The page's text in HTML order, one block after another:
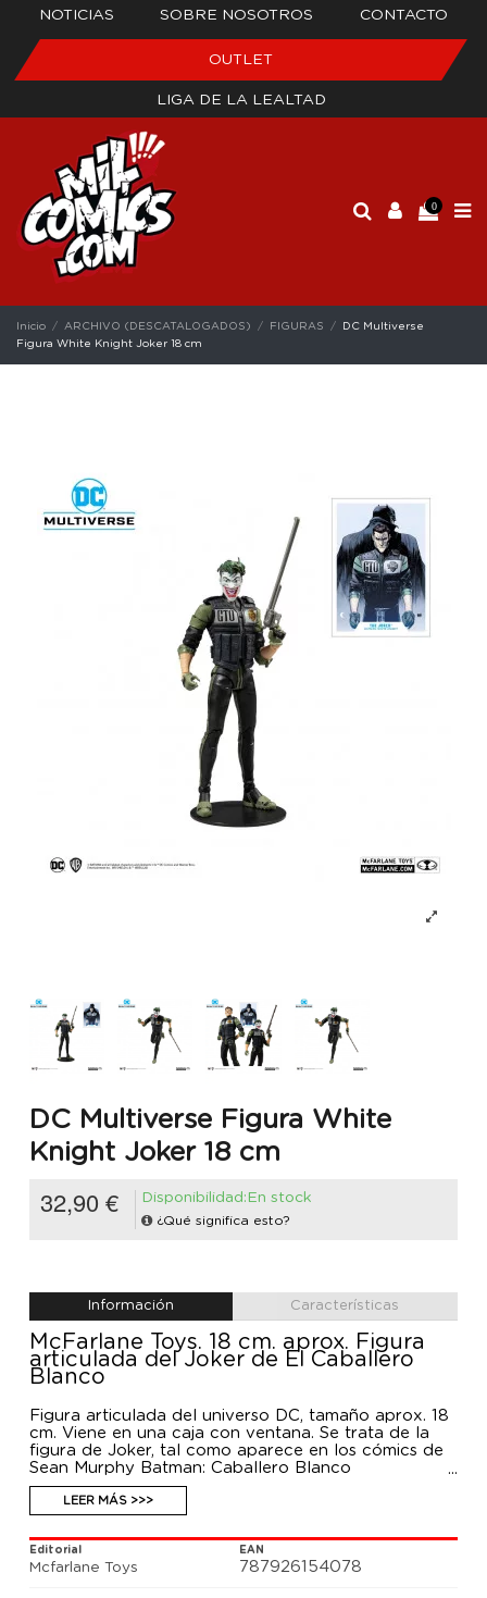
NOTICIAS SOBRE NOSOTROS CONTACTO
OUTLET
LIGA DE LA LEALTAD
0
Inicio ARCHIVO (DESCATALOGADOS) FIGURAS
DC Multiverse
Figura White Knight Joker 18 cm
DC Multiverse Figura White
Knight Joker 18 cm
32,90 € Disponibilidad:En stock
¿Qué significa esto?
Información Características
McFarlane Toys. 18 cm. aprox. Figura
articulada del Joker de El Caballero
Blanco
Figura articulada del universo DC, tamaño aprox. 18
cm. Viene en una caja con ventana. Se trata de la
figura de Joker, tal como aparece en los cómics de
Sean Murphy Batman: Caballero Blanco
LEER MÁS >>>
Editorial
Mcfarlane Toys
EAN
787926154078